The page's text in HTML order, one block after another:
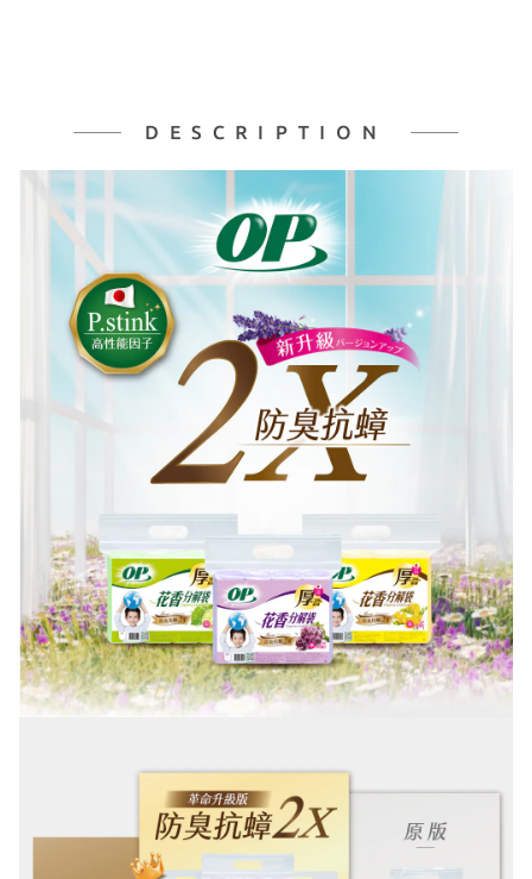
DESCRIPTION